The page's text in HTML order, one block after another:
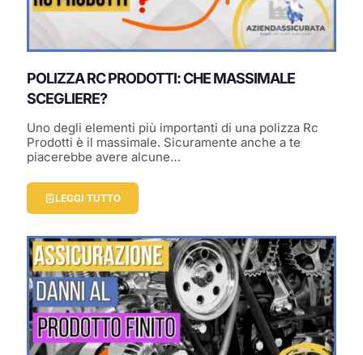
POLIZZA RC PRODOTTI: CHE MASSIMALE
SCEGLIERE?
Uno degli elementi più importanti di una polizza Rc
Prodotti è il massimale. Sicuramente anche a te
piacerebbe avere alcune…
LEGGI TUTTO